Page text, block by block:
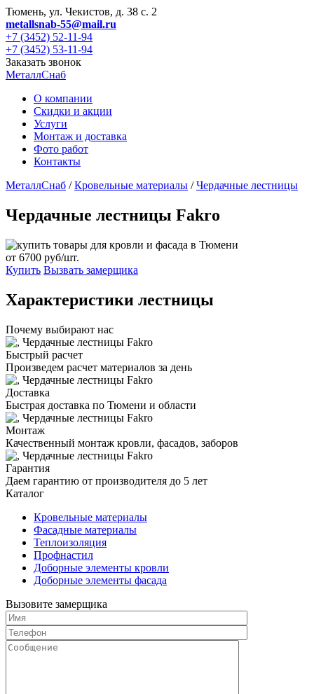
Тюмень, ул. Чекистов, д. 38 с. 2
metallsnab-55@mail.ru
+7 (3452) 52-11-94
+7 (3452) 53-11-94
Заказать звонок
МеталлСнаб
О компании
Скидки и акции
Услуги
Монтаж и доставка
Фото работ
Контакты
МеталлСнаб /Кровельные материалы /Чердачные лестницы
Чердачные лестницы Fakro
от 6700 руб/шт.
Купить Вызвать замерщика
Характеристики лестницы
Почему выбирают нас
Быстрый расчет
Произведем расчет материалов за день
Доставка
Быстрая доставка по Тюмени и области
Монтаж
Качественный монтаж кровли, фасадов, заборов
Гарантия
Даем гарантию от производителя до 5 лет
Каталог
Кровельные материалы
Фасадные материалы
Теплоизоляция
Профнастил
Доборные элементы кровли
Доборные элементы фасада
Вызовите замерщика